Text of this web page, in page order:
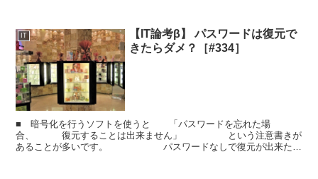
IT
【IT論考β】 パスワードは復元で
きたらダメ？［#334］
■ 暗号化を行うソフトを使うと 「パスワードを忘れた場
合、 復元することは出来ません」 という注意書きが
あることが多いです。 パスワードなしで復元が出来た